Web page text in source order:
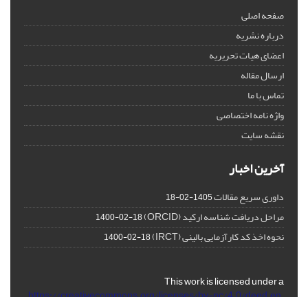
صفحه اصلی
درباره نشریه
اعضای هیات تحریریه
ارسال مقاله
تماس با ما
واژه نامه اختصاصی
نقشه سایت
آخرین اخبار
داوری سریع مقالات1405-02-18
مراحل دریافت شناسه ارکید (ORCID) 1400-02-18
نحوه اخذ کد کارآزمایی بالینی (IRCT) 1400-02-18
This work is licensed under a